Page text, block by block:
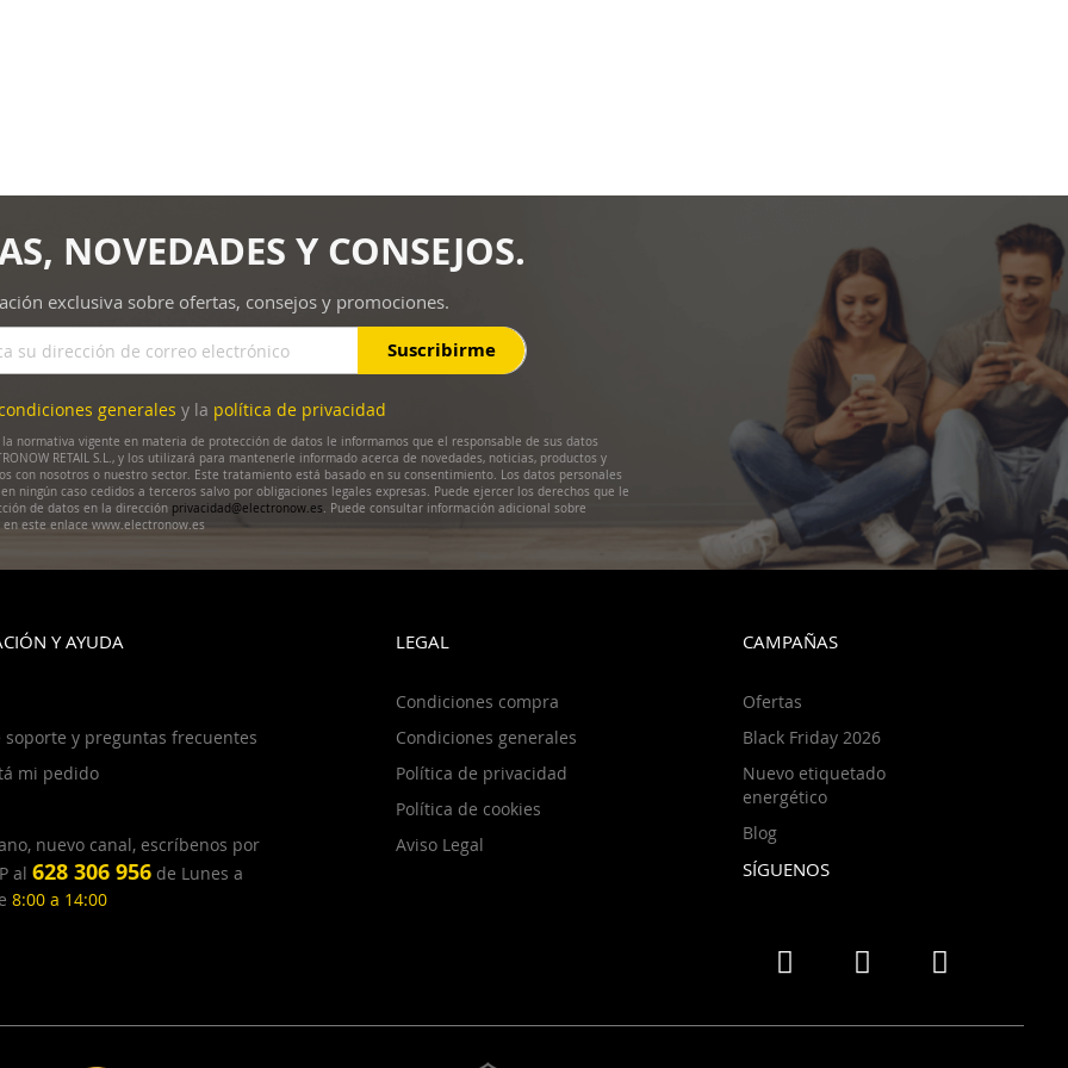
NOVEDADES Y CONSEJOS.
exclusiva sobre ofertas, consejos y promociones.
Suscribirme
generales y la política de privacidad
normativa vigente en materia de protección de datos le informamos que el responsable de sus datos
RETAIL S.L., y los utilizará para mantenerle informado acerca de novedades, noticias, productos y
con nosotros o nuestro sector. Este tratamiento está basado en su consentimiento. Los datos personales
ningún caso cedidos a terceros salvo por obligaciones legales expresas. Puede ejercer los derechos que le
de datos en la dirección privacidad@electronow.es. Puede consultar información adicional sobre
en este enlace www.electronow.es
Y AYUDA
soporte y preguntas frecuentes
mi pedido
nuevo canal, escríbenos por
al 628 306 956de Lunes a
8:00 a 14:00
LEGAL
Condiciones compra
Condiciones generales
Política de privacidad
Política de cookies
Aviso Legal
CAMPAÑAS
Ofertas
Black Friday 2026
Nuevo etiquetado
energético
Blog
SÍGUENOS